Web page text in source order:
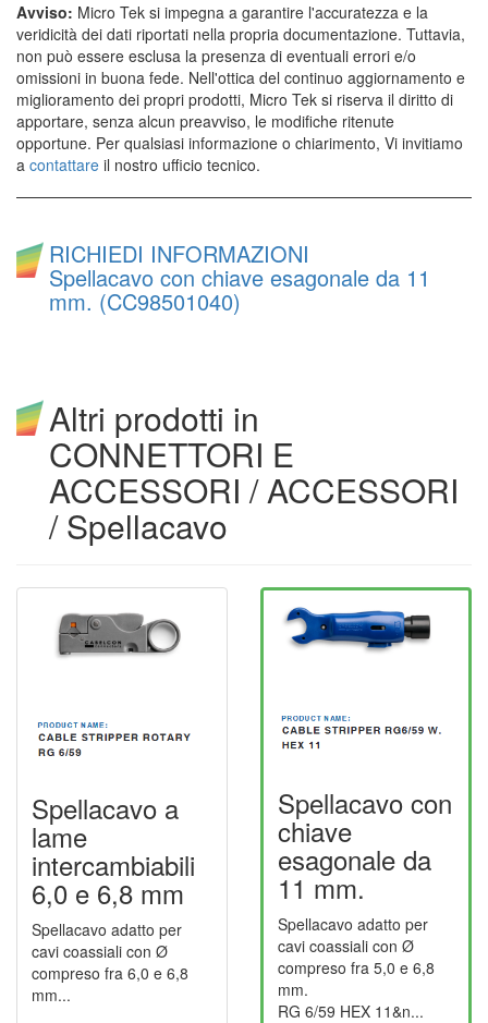
Avviso: Micro Tek si impegna a garantire l'accuratezza e la
veridicità dei dati riportati nella propria documentazione. Tuttavia,
non può essere esclusa la presenza di eventuali errori e/o
omissioni in buona fede. Nell'ottica del continuo aggiornamento e
miglioramento dei propri prodotti, Micro Tek si riserva il diritto di
apportare, senza alcun preavviso, le modifiche ritenute
opportune. Per qualsiasi informazione o chiarimento, Vi invitiamo
a contattare il nostro ufficio tecnico.
RICHIEDI INFORMAZIONI
Spellacavo con chiave esagonale da 11
mm. (CC98501040)
Altri prodotti in
CONNETTORI E
ACCESSORI / ACCESSORI
/ Spellacavo
Spellacavo a
lame
intercambiabili
6,0 e 6,8 mm
Spellacavo adatto per
cavi coassiali con Ø
compreso fra 6,0 e 6,8
mm...
Spellacavo con
chiave
esagonale da
11 mm.
Spellacavo adatto per
cavi coassiali con Ø
compreso fra 5,0 e 6,8
mm.
RG 6/59 HEX 11&n...